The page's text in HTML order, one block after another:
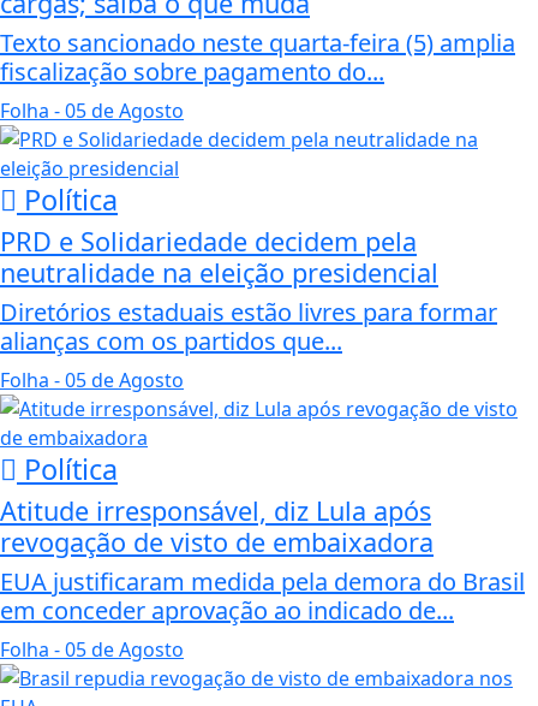
Texto sancionado neste quarta-feira (5) amplia
fiscalização sobre pagamento do...
Folha - 05 de Agosto
Política
PRD e Solidariedade decidem pela
neutralidade na eleição presidencial
Diretórios estaduais estão livres para formar
alianças com os partidos que...
Folha - 05 de Agosto
Política
Atitude irresponsável, diz Lula após
revogação de visto de embaixadora
EUA justificaram medida pela demora do Brasil
em conceder aprovação ao indicado de...
Folha - 05 de Agosto